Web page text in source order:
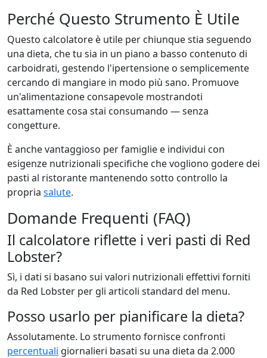
Perché Questo Strumento È Utile
Questo calcolatore è utile per chiunque stia seguendo
una dieta, che tu sia in un piano a basso contenuto di
carboidrati, gestendo l'ipertensione o semplicemente
cercando di mangiare in modo più sano. Promuove
un'alimentazione consapevole mostrandoti
esattamente cosa stai consumando — senza
congetture.
È anche vantaggioso per famiglie e individui con
esigenze nutrizionali specifiche che vogliono godere dei
pasti al ristorante mantenendo sotto controllo la
propria salute.
Domande Frequenti (FAQ)
Il calcolatore riflette i veri pasti di Red
Lobster?
Sì, i dati si basano sui valori nutrizionali effettivi forniti
da Red Lobster per gli articoli standard del menu.
Posso usarlo per pianificare la dieta?
Assolutamente. Lo strumento fornisce confronti
percentuali giornalieri basati su una dieta da 2.000